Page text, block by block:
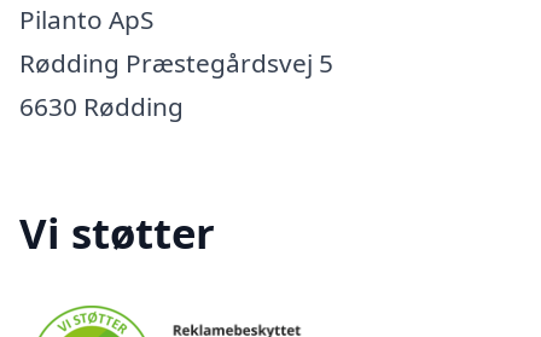
Pilanto ApS
Rødding Præstegårdsvej 5
6630 Rødding
Vi støtter